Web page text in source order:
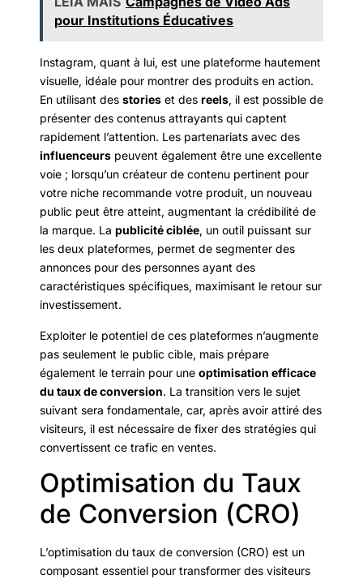
pour Institutions Éducatives
Instagram, quant à lui, est une plateforme hautement
visuelle, idéale pour montrer des produits en action.
En utilisant des stories et des reels, il est possible de
présenter des contenus attrayants qui captent
rapidement l’attention. Les partenariats avec des
influenceurs peuvent également être une excellente
voie ; lorsqu’un créateur de contenu pertinent pour
votre niche recommande votre produit, un nouveau
public peut être atteint, augmentant la crédibilité de
la marque. La publicité ciblée, un outil puissant sur
les deux plateformes, permet de segmenter des
annonces pour des personnes ayant des
caractéristiques spécifiques, maximisant le retour sur
investissement.
Exploiter le potentiel de ces plateformes n’augmente
pas seulement le public cible, mais prépare
également le terrain pour une optimisation efficace
du taux de conversion. La transition vers le sujet
suivant sera fondamentale, car, après avoir attiré des
visiteurs, il est nécessaire de fixer des stratégies qui
convertissent ce trafic en ventes.
Optimisation du Taux
de Conversion (CRO)
L’optimisation du taux de conversion (CRO) est un
composant essentiel pour transformer des visiteurs